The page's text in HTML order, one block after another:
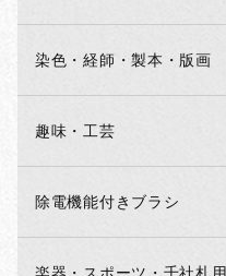
染色・経師・製本・版画
趣味・工芸
除電機能付きブラシ